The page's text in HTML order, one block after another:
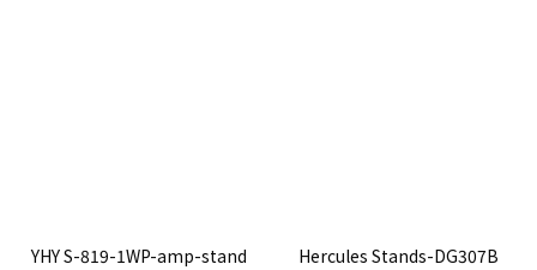
YHY S-819-1WP-amp-stand Hercules Stands-DG307B